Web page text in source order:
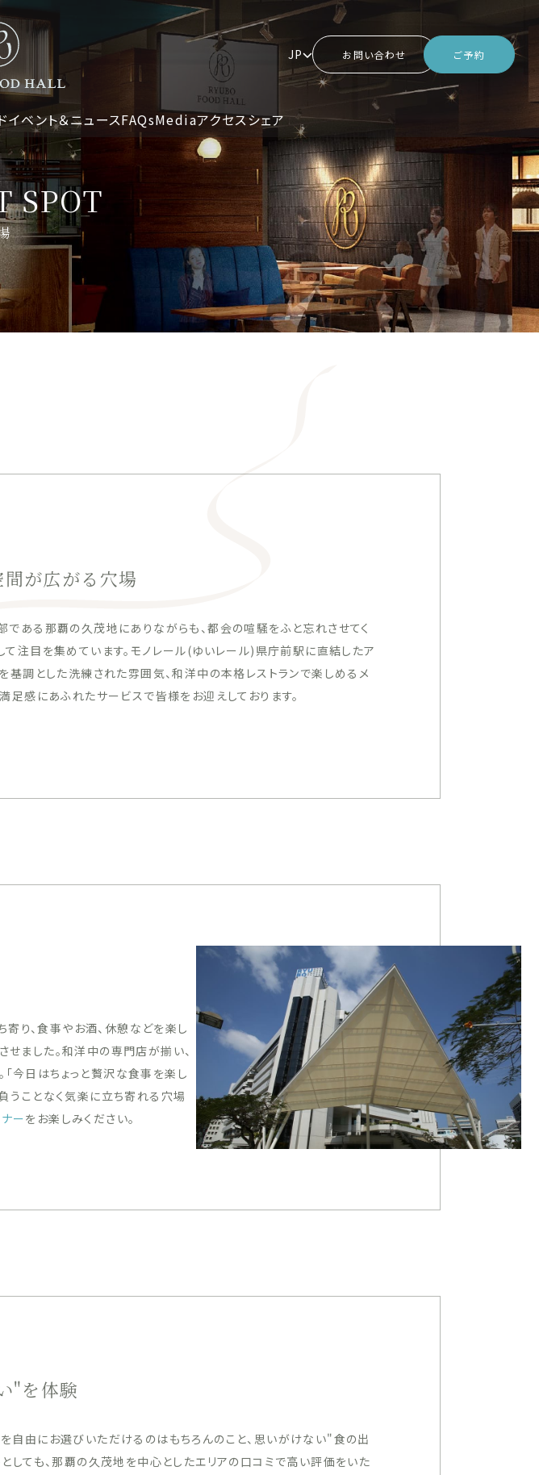
JP お問い合わせ ご予約
イベント＆ニュースFAQsMediaアクセスシェア
SPOT
が広がる穴場
ある那覇の久茂地にありながらも、都会の喧騒をふと忘れさせてく
注目を集めています。モノレール(ゆいレール)県庁前駅に直結したア
基調とした洗練された雰囲気、和洋中の本格レストランで楽しめるメ
足感にあふれたサービスで皆様をお迎えしております。
り、食事やお酒、休憩などを楽し
ました。和洋中の専門店が揃い、
今日はちょっと贅沢な食事を楽し
うことなく気楽に立ち寄れる穴場
ーをお楽しみください。
"を体験
自由にお選びいただけるのはもちろんのこと、思いがけない"食の出
しても、那覇の久茂地を中心としたエリアの口コミで高い評価をいた